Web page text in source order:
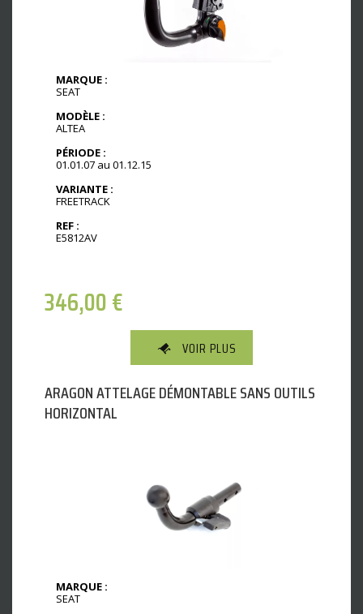
MARQUE :
SEAT
MODÈLE :
ALTEA
PÉRIODE :
01.01.07 au 01.12.15
VARIANTE :
FREETRACK
REF :
E5812AV
346,00€
VOIR PLUS
ARAGON ATTELAGE DÉMONTABLE SANS OUTILS
HORIZONTAL
MARQUE :
SEAT